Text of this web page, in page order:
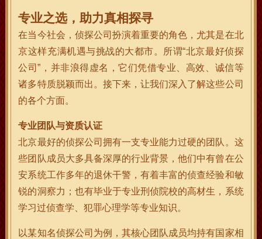
专业之选，助力真相探寻
在当今社会，侦探公司扮演着重要的角色，尤其是在北
京这样充满机遇与挑战的大都市。所谓“北京最好侦探
公司”，并非浪得虚名，它们凭借专业、高效、诚信等
诸多特质脱颖而出。接下来，让我们深入了解这些公司
的各个方面。
专业团队与资质认证
北京最好的侦探公司拥有一支专业能力过硬的团队。这
些团队成员大多具备深厚的行业背景，他们中有曾在公
安系统工作多年的退休干警，有着丰富的侦查经验和敏
锐的洞察力；也有毕业于专业刑侦院校的高材生，系统
学习过侦查学、犯罪心理学等专业知识。
以某知名侦探公司为例，其核心团队成员均持有国家相